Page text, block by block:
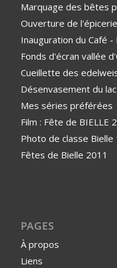
Marquage des bêtes
Ouverture de
Inauguration du Café -
Fonds d'écran vallée
Cueillette des
Désenvasement du
Mes séries préférées
Film : Fête de BIELLE
Photo de classe Bielle
Fêtes de Bielle 2011
PAGES
À propos
Liens